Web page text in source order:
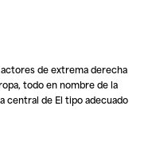
de extrema derecha
todo en nombre de la
central de El tipo adecuado